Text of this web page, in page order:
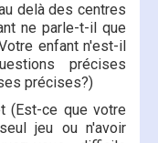
delà des centres
ne parle-t-il que
enfant n'est-il
précises
précises?)
(Est-ce que votre
jeu ou n'avoir